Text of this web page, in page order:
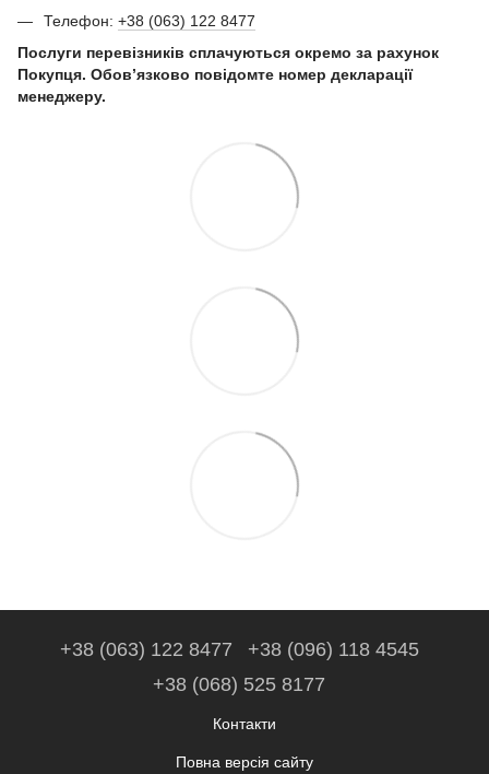
Телефон: +38 (063) 122 8477
Послуги перевізників сплачуються окремо за рахунок
Покупця. Обов’язково повідомте номер декларації
менеджеру.
+38 (063) 122 8477
+38 (096) 118 4545
+38 (068) 525 8177
Контакти
Повна версія сайту